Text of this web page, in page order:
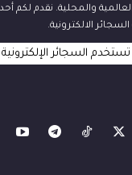
والمحلية. نقدم لكم
الالكترونية.
السجائر الإلكترونية